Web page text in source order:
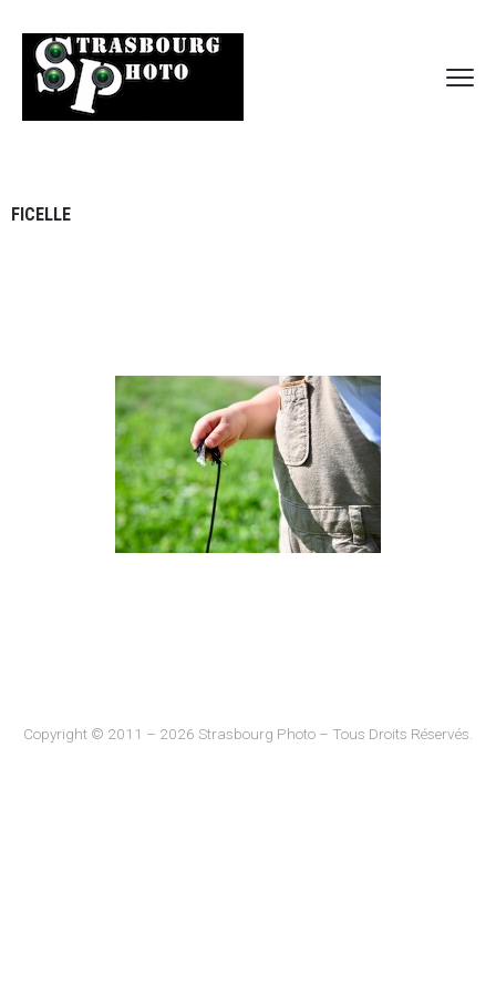
FICELLE
Copyright © 2011 – 2026 Strasbourg Photo – Tous Droits Réservés.